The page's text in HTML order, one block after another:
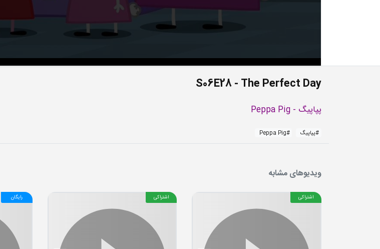
S06E28 - The Perfect Day
پپاپیگ - Peppa Pig
#پپاپیگ #
Peppa Pig
ویدیوهای مشابه
اشتراکی اشتراکی رایگان